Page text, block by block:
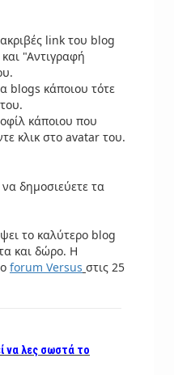
link του blog
"Αντιγραφή
blogs κάποιου τότε
κάποιου που
κλικ στο avatar του.
δημοσιεύετε τα
το καλύτερο blog
και δώρο. Η
forum Versus στις 25
να λες σωστά το